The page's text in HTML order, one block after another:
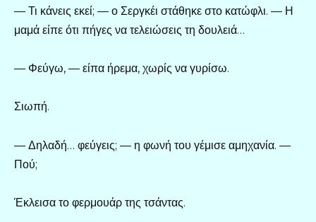
— Τι κάνεις εκεί; — ο Σεργκέι στάθηκε στο κατώφλι. — Η
μαμά είπε ότι πήγες να τελειώσεις τη δουλειά…
— Φεύγω, — είπα ήρεμα, χωρίς να γυρίσω.
Σιωπή.
— Δηλαδή… φεύγεις; — η φωνή του γέμισε αμηχανία. —
Πού;
Έκλεισα το φερμουάρ της τσάντας.